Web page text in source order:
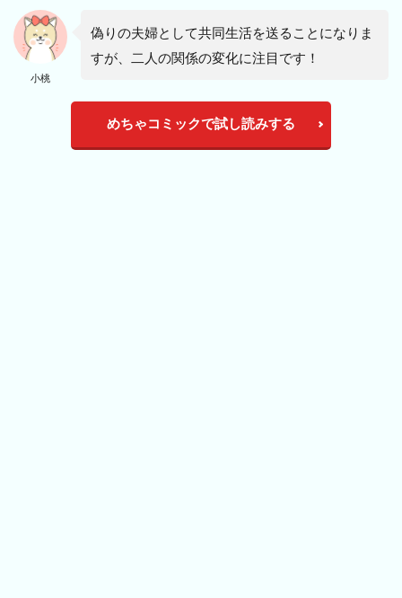
小桃
偽りの夫婦として共同生活を送ることになりま
すが、二人の関係の変化に注目です！
めちゃコミックで試し読みする